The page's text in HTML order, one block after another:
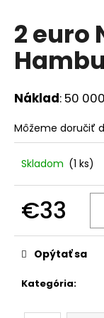
2 euro
Náklad: 50
Môžeme doručiť
Skladom (1 ks)
€33
cena:
Kategória:
Opýtať sa
j
s
ť
?
d
p